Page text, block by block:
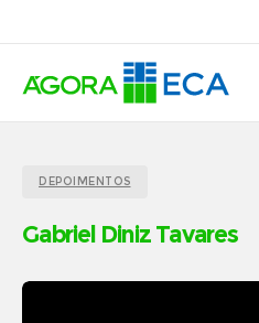
DEPOIMENTOS
Gabriel Diniz Tavares